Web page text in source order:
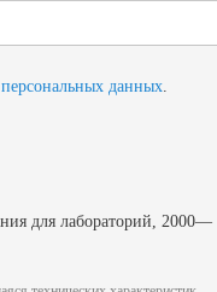
данных
для лабораторий, 2000—